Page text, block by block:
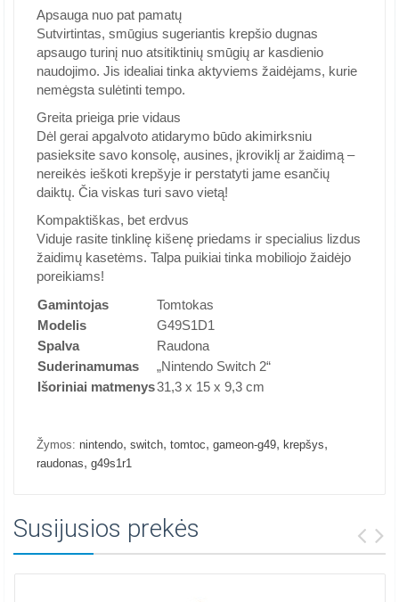
Apsauga nuo pat pamatų
Sutvirtintas, smūgius sugeriantis krepšio dugnas
apsaugo turinį nuo atsitiktinių smūgių ar kasdienio
naudojimo. Jis idealiai tinka aktyviems žaidėjams, kurie
nemėgsta sulėtinti tempo.
Greita prieiga prie vidaus
Dėl gerai apgalvoto atidarymo būdo akimirksniu
pasieksite savo konsolę, ausines, įkroviklį ar žaidimą –
nereikės ieškoti krepšyje ir perstatyti jame esančių
daiktų. Čia viskas turi savo vietą!
Kompaktiškas, bet erdvus
Viduje rasite tinklinę kišenę priedams ir specialius lizdus
žaidimų kasetėms. Talpa puikiai tinka mobiliojo žaidėjo
poreikiams!
Gamintojas
Tomtokas
Modelis
G49S1D1
Spalva
Raudona
Suderinamumas
„Nintendo Switch 2“
Išoriniai matmenys31,3 x 15 x 9,3 cm
Žymos: nintendo, switch, tomtoc, gameon-g49, krepšys,
raudonas, g49s1r1
Susijusios prekės